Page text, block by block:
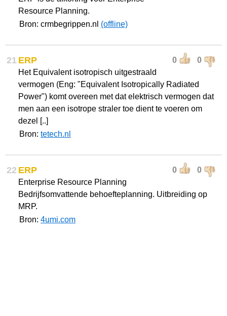
Resource Planning.
Bron: crmbegrippen.nl (offline)
21 0 0
ERP
Het Equivalent isotropisch uitgestraald
vermogen (Eng: "Equivalent Isotropically Radiated
Power") komt overeen met dat elektrisch vermogen dat
men aan een isotrope straler toe dient te voeren om
dezel [..]
Bron: tetech.nl
22 0 0
ERP
Enterprise Resource Planning
Bedrijfsomvattende behoefteplanning. Uitbreiding op
MRP.
Bron: 4umi.com